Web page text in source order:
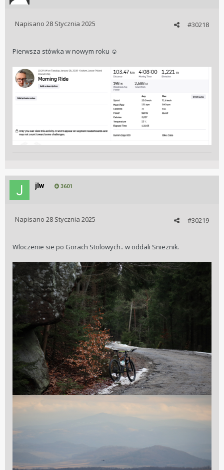
#30218
Napisano 28 Stycznia 2025
Pierwsza stówka w nowym roku ☺️
jlw 3601
#30219
Napisano 28 Stycznia 2025
Wloczenie sie po Gorach Stolowych.. w oddali Snieznik.